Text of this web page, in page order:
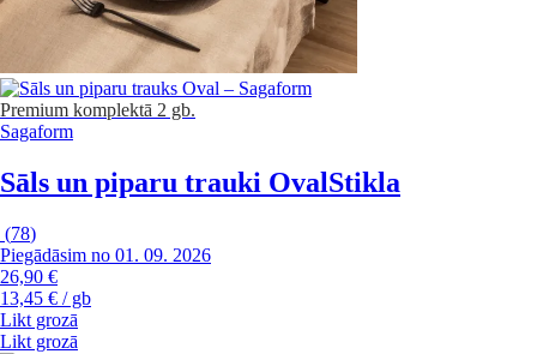
Premium komplektā 2 gb.
Sagaform
Sāls un piparu trauki OvalStikla
(78)
Piegādāsim no 01. 09. 2026
26,90 €
13,45 € / gb
Likt grozā
Likt grozā